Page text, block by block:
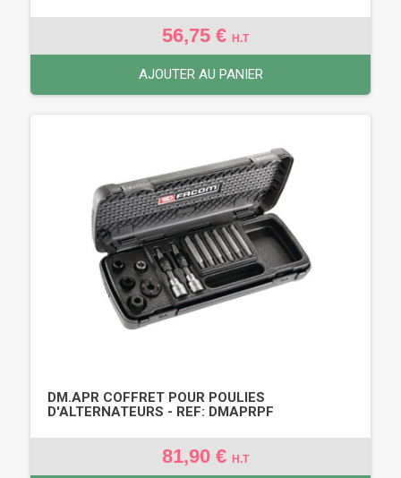
56,75 € H.T
AJOUTER AU PANIER
DM.APR COFFRET POUR POULIES
D'ALTERNATEURS - REF: DMAPRPF
81,90 € H.T